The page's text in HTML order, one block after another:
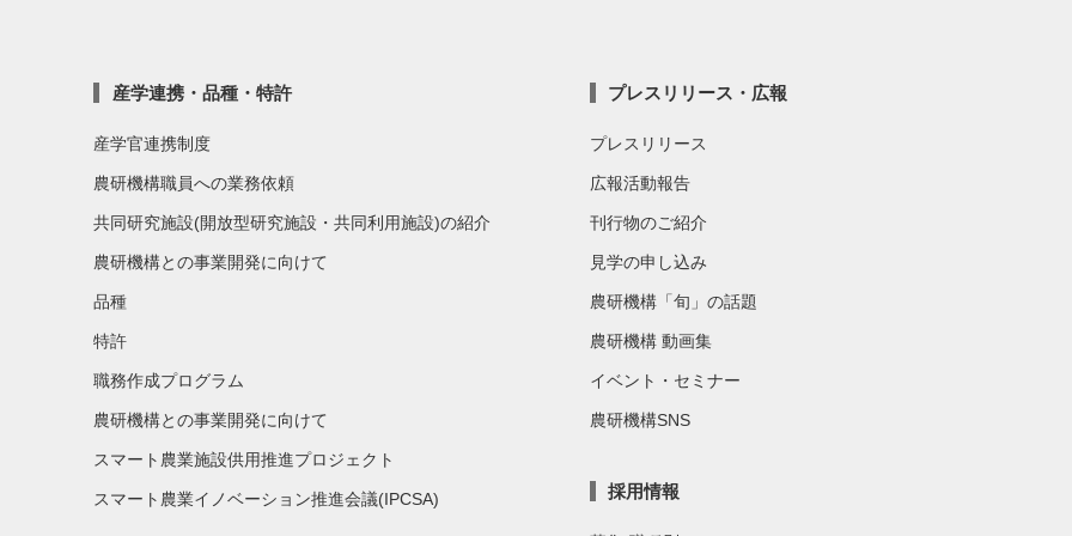
産学連携・品種・特許
産学官連携制度
農研機構職員への業務依頼
共同研究施設(開放型研究施設・共同利用施設)の紹介
農研機構との事業開発に向けて
品種
特許
職務作成プログラム
農研機構との事業開発に向けて
スマート農業施設供用推進プロジェクト
スマート農業イノベーション推進会議(IPCSA)
プレスリリース・広報
プレスリリース
広報活動報告
刊行物のご紹介
見学の申し込み
農研機構「旬」の話題
農研機構 動画集
イベント・セミナー
農研機構SNS
採用情報